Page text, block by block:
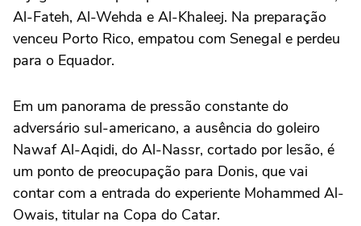
Al-Fateh, Al-Wehda e Al-Khaleej. Na preparação
venceu Porto Rico, empatou com Senegal e perdeu
para o Equador.
Em um panorama de pressão constante do
adversário sul-americano, a ausência do goleiro
Nawaf Al-Aqidi, do Al-Nassr, cortado por lesão, é
um ponto de preocupação para Donis, que vai
contar com a entrada do experiente Mohammed Al-
Owais, titular na Copa do Catar.